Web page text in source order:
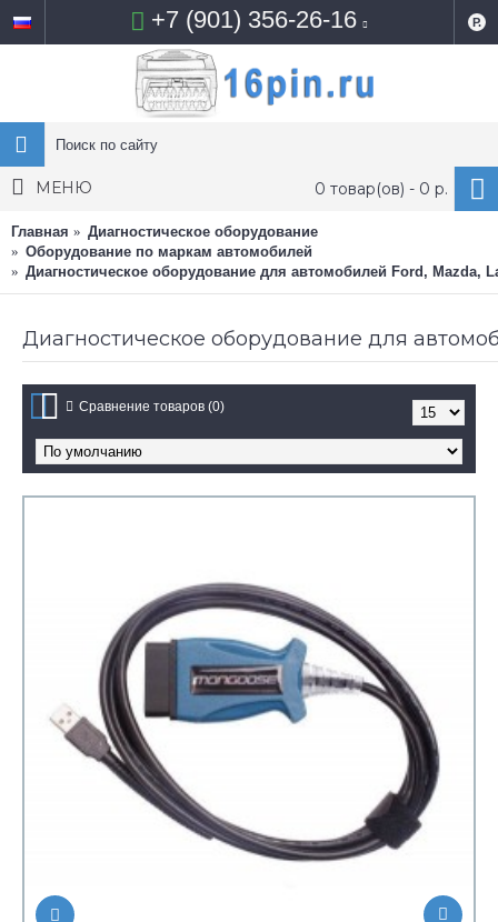
+7 (901) 356-26-16 Р.
0 товар(ов) - 0 р.
МЕНЮ
Главная
Диагностическое оборудование
Оборудование по маркам автомобилей
Диагностическое оборудование для автомобилей Ford, Mazda,
Диагностическое оборудование для
Сравнение товаров (0)